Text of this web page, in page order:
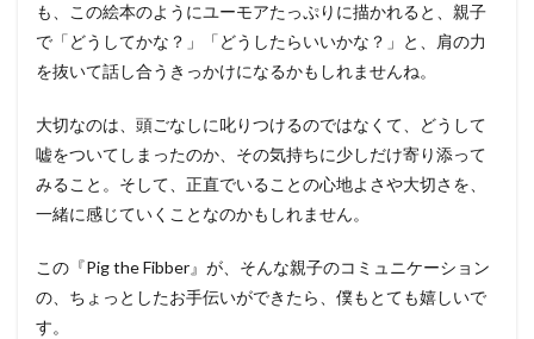
も、この絵本のようにユーモアたっぷりに描かれると、親子
で「どうしてかな？」「どうしたらいいかな？」と、肩の力
を抜いて話し合うきっかけになるかもしれませんね。
大切なのは、頭ごなしに叱りつけるのではなくて、どうして
嘘をついてしまったのか、その気持ちに少しだけ寄り添って
みること。そして、正直でいることの心地よさや大切さを、
一緒に感じていくことなのかもしれません。
この『Pig the Fibber』が、そんな親子のコミュニケーション
の、ちょっとしたお手伝いができたら、僕もとても嬉しいで
す。